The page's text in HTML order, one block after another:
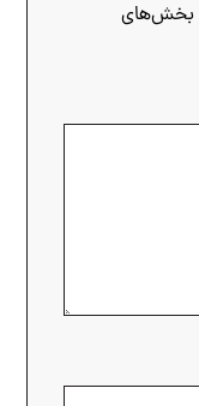
بخش‌های